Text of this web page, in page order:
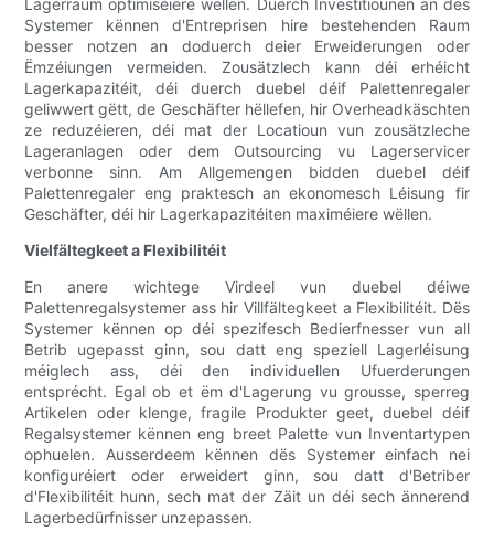
Lagerraum optimiséiere wëllen. Duerch Investitiounen an dës
Systemer kënnen d'Entreprisen hire bestehenden Raum
besser notzen an doduerch deier Erweiderungen oder
Ëmzéiungen vermeiden. Zousätzlech kann déi erhéicht
Lagerkapazitéit, déi duerch duebel déif Palettenregaler
geliwwert gëtt, de Geschäfter hëllefen, hir Overheadkäschten
ze reduzéieren, déi mat der Locatioun vun zousätzleche
Lageranlagen oder dem Outsourcing vu Lagerservicer
verbonne sinn. Am Allgemengen bidden duebel déif
Palettenregaler eng praktesch an ekonomesch Léisung fir
Geschäfter, déi hir Lagerkapazitéiten maximéiere wëllen.
Vielfältegkeet a Flexibilitéit
En anere wichtege Virdeel vun duebel déiwe
Palettenregalsystemer ass hir Villfältegkeet a Flexibilitéit. Dës
Systemer kënnen op déi spezifesch Bedierfnesser vun all
Betrib ugepasst ginn, sou datt eng speziell Lagerléisung
méiglech ass, déi den individuellen Ufuerderungen
entsprécht. Egal ob et ëm d'Lagerung vu grousse, sperreg
Artikelen oder klenge, fragile Produkter geet, duebel déif
Regalsystemer kënnen eng breet Palette vun Inventartypen
ophuelen. Ausserdeem kënnen dës Systemer einfach nei
konfiguréiert oder erweidert ginn, sou datt d'Betriber
d'Flexibilitéit hunn, sech mat der Zäit un déi sech ännerend
Lagerbedürfnisser unzepassen.